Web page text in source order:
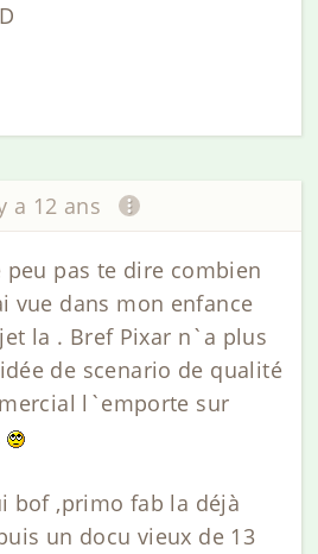
a 12 ans
peu pas te dire combien
vue dans mon enfance
la . Bref Pixar n`a plus
de scenario de qualité
l`emporte sur
bof ,primo fab la déjà
un docu vieux de 13